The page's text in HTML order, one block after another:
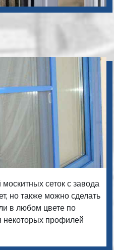
сеток с завода
но также можно сделать
в любом цвете по
некоторых профилей